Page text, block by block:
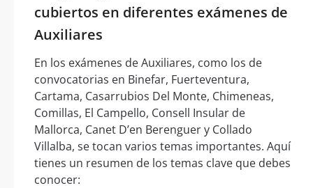
cubiertos en diferentes exámenes de
Auxiliares
En los exámenes de Auxiliares, como los de
convocatorias en Binefar, Fuerteventura,
Cartama, Casarrubios Del Monte, Chimeneas,
Comillas, El Campello, Consell Insular de
Mallorca, Canet D’en Berenguer y Collado
Villalba, se tocan varios temas importantes. Aquí
tienes un resumen de los temas clave que debes
conocer: